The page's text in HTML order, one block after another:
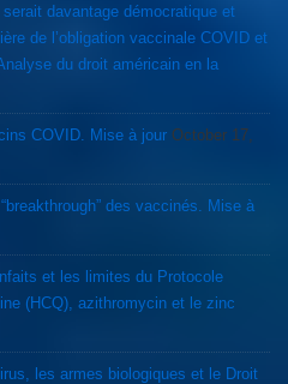
davantage démocratique et
de l’obligation vaccinale COVID et
du droit américain en la
COVID. Mise à jour October 17,
des vaccinés. Mise à
et les limites du Protocole
(HCQ), azithromycin et le zinc
les armes biologiques et le Droit